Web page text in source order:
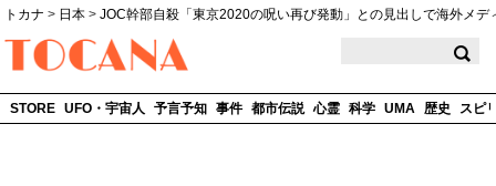
トカナ > 日本 > JOC幹部自殺「東京2020の呪い再び発動」との見出しで海外メデ
STORE UFO・宇宙人 予言予知 事件 都市伝説 心霊 科学 UMA 歴史 スピ